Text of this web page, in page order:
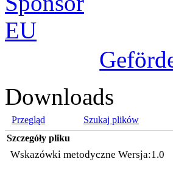
Downloads
Przegląd Szukaj plików
Szczegóły pliku
Wskazówki metodyczne Wersja:1.0